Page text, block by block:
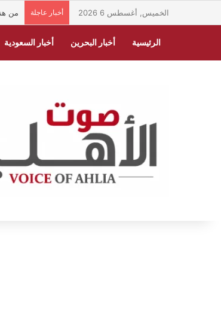
الخميس, أغسطس 6 2026 أخبار عاجلة من
الرئيسية أخبار البحرين أخبار السعودية